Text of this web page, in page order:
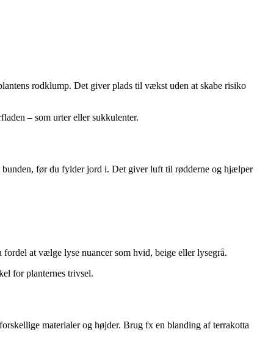
rodklump. Det giver plads til vækst uden at skabe risiko
– som urter eller sukkulenter.
bunden, før du fylder jord i. Det giver luft til rødderne og hjælper
at vælge lyse nuancer som hvid, beige eller lysegrå.
for planternes trivsel.
materialer og højder. Brug fx en blanding af terrakotta